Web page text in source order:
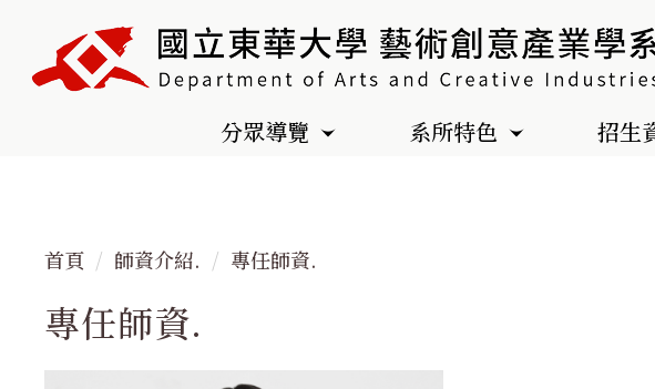
分眾導覽 系所特色 招生
首頁 師資介紹. 專任師資.
專任師資.